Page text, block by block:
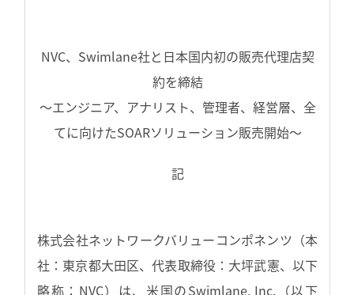
NVC、Swimlane社と日本国内初の販売代理店契
約を締結
～エンジニア、アナリスト、管理者、経営層、全
てに向けたSOARソリューション販売開始～
記
株式会社ネットワークバリューコンポネンツ（本
社：東京都大田区、代表取締役：大坪武憲、以下
略称：NVC）は、米国のSwimlane, Inc.（以下